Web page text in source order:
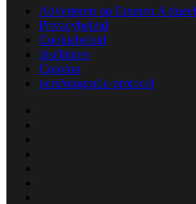
Adverteren op Emmen Actueel
Privacybeleid
Cookiebeleid
disclaimer
Colofon
persfotografie‑protocol